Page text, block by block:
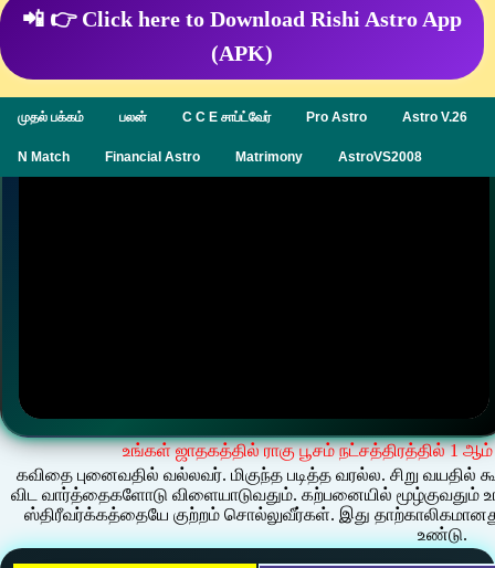
📲 👉 Click here to Download Rishi Astro App
(APK)
முதல் பக்கம் பலன் C C E சாப்ட்வேர் Pro Astro Astro V.26
N Match Financial Astro Matrimony AstroVS2008
உங்கள் ஜாதகத்தில் ராகு பூசம் நட்சத்திரத்தில் 1
கவிதை புனைவதில் வல்லவர். மிகுந்த படித்த வரல்ல. சிறு
விட வார்த்தைகளோடு விளையாடுவதும். கற்பனையில் மூழ்குவதும்
ஸ்திரீவர்க்கத்தையே குற்றம் சொல்லுவீர்கள். இது
உண்டு.